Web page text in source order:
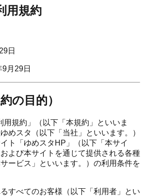
用規約
日
月29日
の目的）
用規約」（以下「本規約」といいま
めスタ（以下「当社」といいます。）
ト「ゆめスタHP」（以下「本サイ
よび本サイトを通じて提供される各種
ービス」といいます。）の利用条件を
すべてのお客様（以下「利用者」とい